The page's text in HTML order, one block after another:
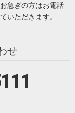
急ぎの方はお電話
いただきます。
せ